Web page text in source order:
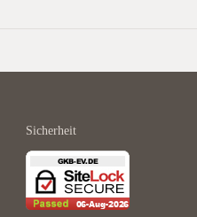
Sicherheit